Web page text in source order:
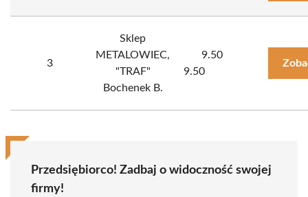
3
Sklep
METALOWIEC,
"TRAF"
Bochenek B.
9.50
9.50
Przedsiębiorco! Zadbaj o widoczność swojej
firmy!